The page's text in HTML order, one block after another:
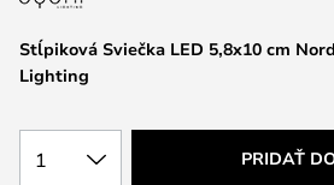
Stĺpiková Sviečka LED 5,8x10 cm
Lighting
1 PRIDAŤ